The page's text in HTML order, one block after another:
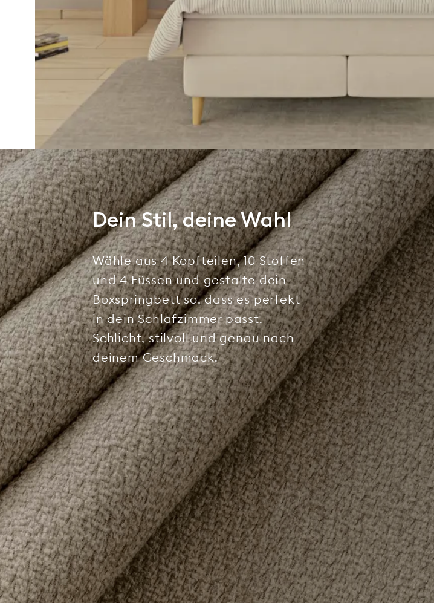
Dein Stil, deine Wahl
Wähle aus 4 Kopfteilen, 10 Stoffen
und 4 Füssen und gestalte dein
Boxspringbett so, dass es perfekt
in dein Schlafzimmer passt.
Schlicht, stilvoll und genau nach
deinem Geschmack.